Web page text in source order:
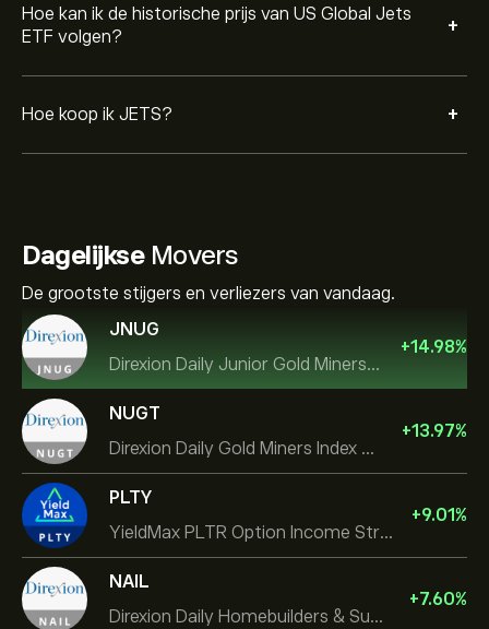
Hoe kan ik de historische prijs van US Global Jets
ETF volgen?
+
Hoe koop ik JETS? +
DagelijkseMovers
De grootste stijgers en verliezers van vandaag.
JNUG
Direxion Daily Junior Gold Miners Index Bull 2X ETF
+14.98%
NUGT
Direxion Daily Gold Miners Index Bull 2X ETF
+13.97%
PLTY
YieldMax PLTR Option Income Strategy ETF
+9.01%
NAIL
Direxion Daily Homebuilders & Supplies Bull 3X ETF
+7.60%